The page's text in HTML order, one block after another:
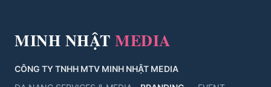
MINH NHẬT MEDIA
CÔNG TY TNHH MTV MINH NHẬT MEDIA